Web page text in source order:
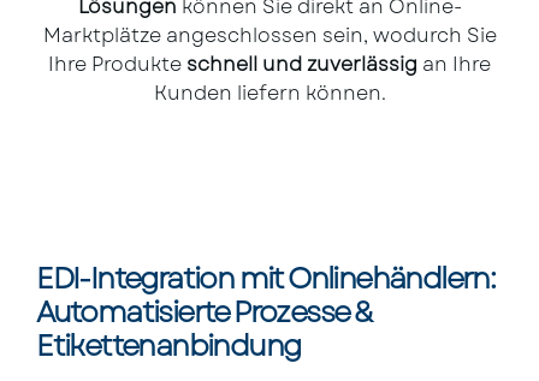
Lösungen können Sie direkt an Online-
Marktplätze angeschlossen sein, wodurch Sie
Ihre Produkte schnell und zuverlässig an Ihre
Kunden liefern können.
EDI-Integration mit Onlinehändlern:
Automatisierte Prozesse &
Etikettenanbindung